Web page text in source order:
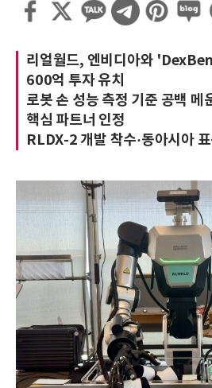
리얼월드, 엔비디아와
600억 투자 유치
로봇 손 성능 측정 기준 공백 메
핵심 파트너 인정
RLDX-2 개발 착수·동아시아